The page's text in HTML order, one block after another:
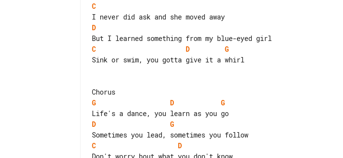
C
D
C
D
G
Sink or swim, you gotta give it a whirl
G
D
G
D
G
C
D